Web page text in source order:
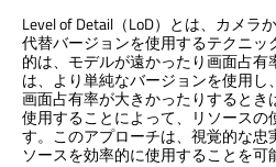
Level of Detail（LoD）とは、カメラ
代替バージョンを使用するテクニッ
的は、モデルが遠かったり画面占有
は、より単純なバージョンを使用し
画面占有率が大きかったりすると
使用することによって、リソース
す。このアプローチは、視覚的な忠
ソースを効率的に使用することを可